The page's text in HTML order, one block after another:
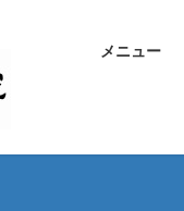
メニュー